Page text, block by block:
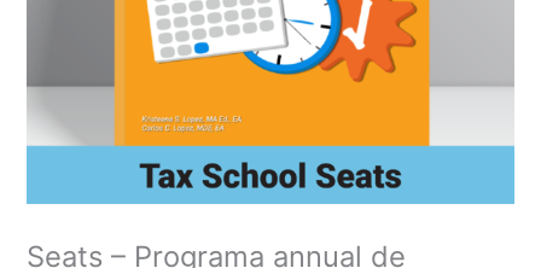
Seats – Programa annual de